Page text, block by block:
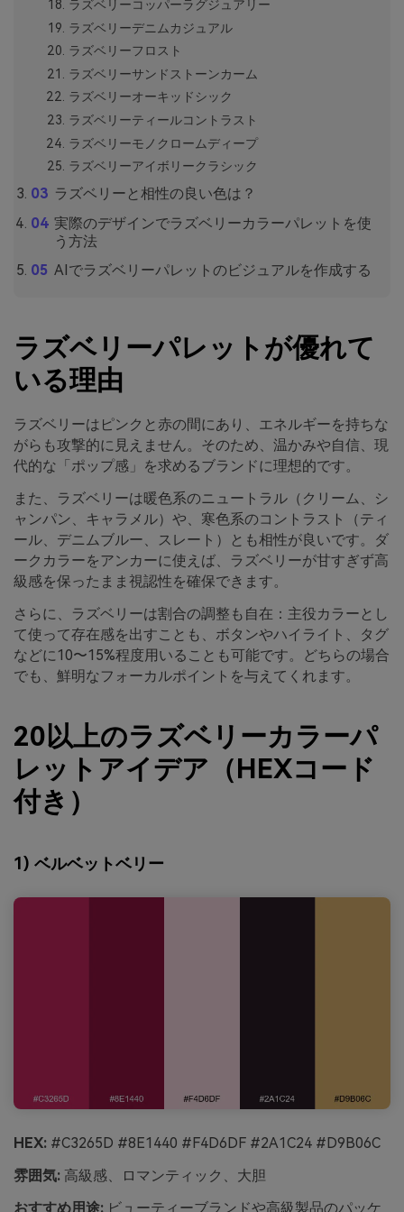
ラズベリーコッパーラグジュアリー
ラズベリーデニムカジュアル
ラズベリーフロスト
ラズベリーサンドストーンカーム
ラズベリーオーキッドシック
ラズベリーティールコントラスト
ラズベリーモノクロームディープ
ラズベリーアイボリークラシック
ラズベリーと相性の良い色は？
実際のデザインでラズベリーカラーパレットを使
う方法
AIでラズベリーパレットのビジュアルを作成する
ラズベリーパレットが優れて
いる理由
ラズベリーはピンクと赤の間にあり、エネルギーを持ちな
がらも攻撃的に見えません。そのため、温かみや自信、現
代的な「ポップ感」を求めるブランドに理想的です。
また、ラズベリーは暖色系のニュートラル（クリーム、シ
ャンパン、キャラメル）や、寒色系のコントラスト（ティ
ール、デニムブルー、スレート）とも相性が良いです。ダ
ークカラーをアンカーに使えば、ラズベリーが甘すぎず高
級感を保ったまま視認性を確保できます。
さらに、ラズベリーは割合の調整も自在：主役カラーとし
て使って存在感を出すことも、ボタンやハイライト、タグ
などに10〜15%程度用いることも可能です。どちらの場合
でも、鮮明なフォーカルポイントを与えてくれます。
20以上のラズベリーカラーパ
レットアイデア（HEXコード
付き）
1) ベルベットベリー
HEX: #C3265D #8E1440 #F4D6DF #2A1C24 #D9B06C
雰囲気: 高級感、ロマンティック、大胆
おすすめ用途: ビューティーブランドや高級製品のパッケ